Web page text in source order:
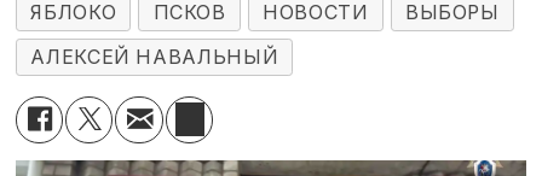
ЯБЛОКО ПСКОВ НОВОСТИ
ВЫБОРЫ
АЛЕКСЕЙ НАВАЛЬНЫЙ